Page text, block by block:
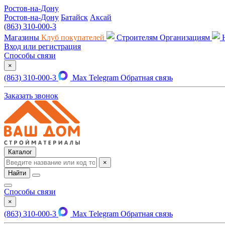
Ростов-на-Дону
Ростов-на-Дону Батайск Аксай
(863) 310-000-3
Магазины Клуб покупателей Строителям Организациям
Вход или регистрация
Способы связи
×
(863) 310-000-3 Max Telegram Обратная связь
Заказать звонок
Каталог
×
Найти
Способы связи
×
(863) 310-000-3 Max Telegram Обратная связь